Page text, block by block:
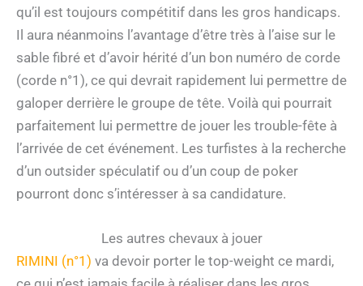
qu’il est toujours compétitif dans les gros handicaps.
Il aura néanmoins l’avantage d’être très à l’aise sur le
sable fibré et d’avoir hérité d’un bon numéro de corde
(corde n°1), ce qui devrait rapidement lui permettre de
galoper derrière le groupe de tête. Voilà qui pourrait
parfaitement lui permettre de jouer les trouble-fête à
l’arrivée de cet événement. Les turfistes à la recherche
d’un outsider spéculatif ou d’un coup de poker
pourront donc s’intéresser à sa candidature.
Les autres chevaux à jouer
RIMINI (n°1) va devoir porter le top-weight ce mardi,